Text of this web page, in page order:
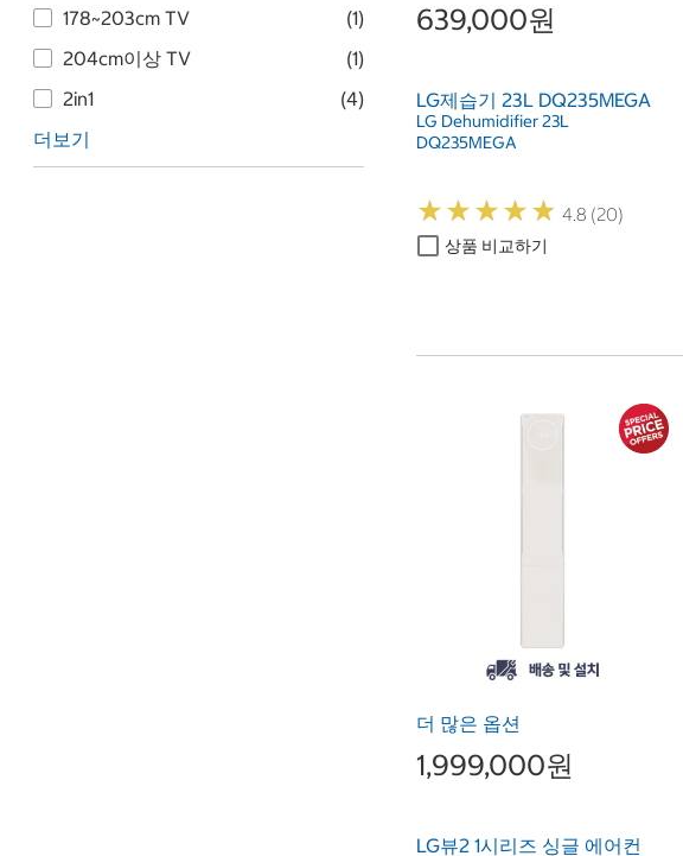
17​8​~20​3​cm TV
(1)
20​4​cm이상 TV
(1)
2in1
(4)
더보기
639,000원
LG제습기 23L DQ235MEGA
LG Dehumidifier 23L
DQ235MEGA
★★★★★
★★★★★ 4.8 (20)
상품 비교하기
더 많은 옵션
1,999,000원
LG뷰2 1시리즈 싱글 에어컨